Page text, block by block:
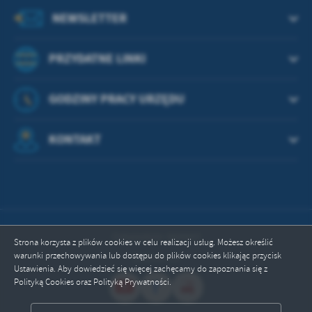
Strona korzysta z plików cookies w celu realizacji usług. Możesz określić
warunki przechowywania lub dostępu do plików cookies klikając przycisk
Ustawienia. Aby dowiedzieć się więcej zachęcamy do zapoznania się z
Polityką Cookies oraz Polityką Prywatności.
PRZYDATNE LINKI
NEWSLETTER
GODZINY PRACY URZĘDU
KONTAKT
Odwiedzin: 664443
Online: 10